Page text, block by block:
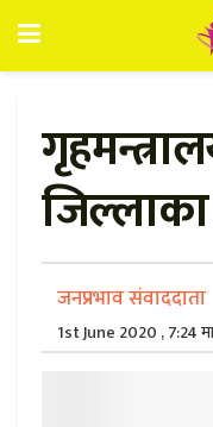
जनप्रभाव संवाददाता
1st June 2020 , 7:24